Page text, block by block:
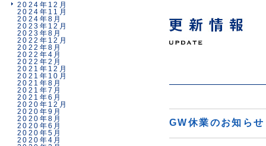
2024年12月
2024年11月
2024年8月
2023年12月
2023年8月
2022年12月
2022年8月
2022年4月
2022年2月
2021年12月
2021年10月
2021年8月
2021年7月
2021年6月
2020年12月
2020年9月
2020年8月
2020年6月
2020年5月
2020年4月
GW休業のお知らせ